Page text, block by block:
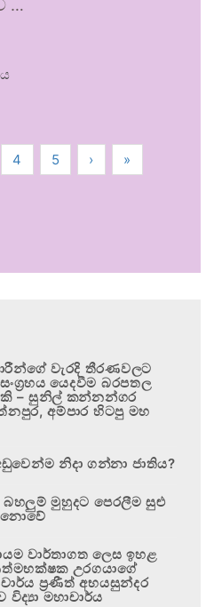
…
4 5 › »
වැරදි තීරණවලට
යෙදවීම බරපතල
– සුනිල් කන්නන්ගර
අම්පාර හිටපු මහ
නිදා ගන්නා ජාතිය?
මුහුදට පෙරලීම සුළු
නොවේ
වාර්තාගත ලෙස ඉහළ
උරගයාගේ
ප්‍රණීත් අභයසුන්දර
මහාචාර්ය